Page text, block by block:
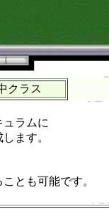
クラス
ラムに
ます。
とも可能です。